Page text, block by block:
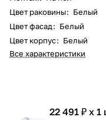
Цвет раковины: Белый
Цвет фасад: Белый
Цвет корпус: Белый
Все характеристики
22 491 ₽ x 1